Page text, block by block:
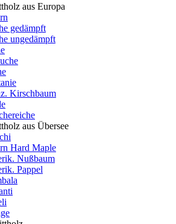
aus Europa
gedämpft
ungedämpft
Kirschbaum
aus Übersee
Hard Maple
Nußbaum
Pappel